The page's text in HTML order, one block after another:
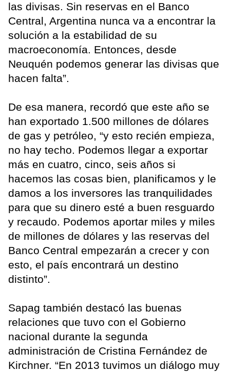
las divisas. Sin reservas en el Banco
Central, Argentina nunca va a encontrar la
solución a la estabilidad de su
macroeconomía. Entonces, desde
Neuquén podemos generar las divisas que
hacen falta”.
De esa manera, recordó que este año se
han exportado 1.500 millones de dólares
de gas y petróleo, “y esto recién empieza,
no hay techo. Podemos llegar a exportar
más en cuatro, cinco, seis años si
hacemos las cosas bien, planificamos y le
damos a los inversores las tranquilidades
para que su dinero esté a buen resguardo
y recaudo. Podemos aportar miles y miles
de millones de dólares y las reservas del
Banco Central empezarán a crecer y con
esto, el país encontrará un destino
distinto”.
Sapag también destacó las buenas
relaciones que tuvo con el Gobierno
nacional durante la segunda
administración de Cristina Fernández de
Kirchner. “En 2013 tuvimos un diálogo muy